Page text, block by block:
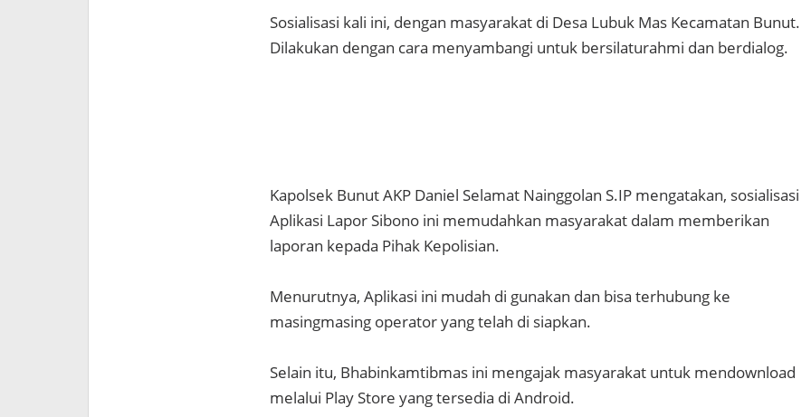
Sosialisasi kali ini, dengan masyarakat di Desa Lubuk Mas Kecamatan Bunut.
Dilakukan dengan cara menyambangi untuk bersilaturahmi dan berdialog.
Kapolsek Bunut AKP Daniel Selamat Nainggolan S.IP mengatakan, sosialisasi
Aplikasi Lapor Sibono ini memudahkan masyarakat dalam memberikan
laporan kepada Pihak Kepolisian.
Menurutnya, Aplikasi ini mudah di gunakan dan bisa terhubung ke
masingmasing operator yang telah di siapkan.
Selain itu, Bhabinkamtibmas ini mengajak masyarakat untuk mendownload
melalui Play Store yang tersedia di Android.